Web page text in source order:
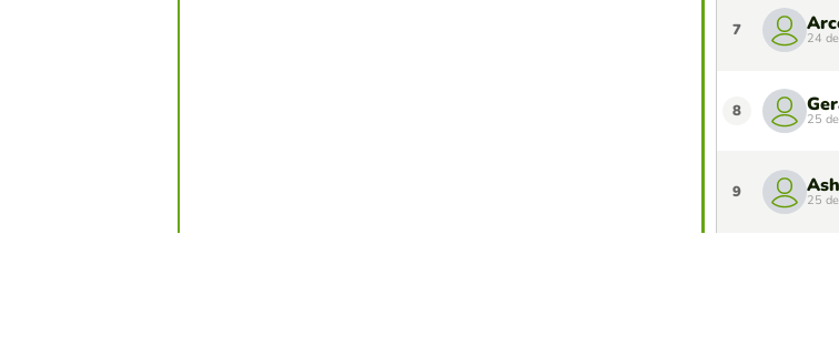
7 24
8 25
9 Ash
25